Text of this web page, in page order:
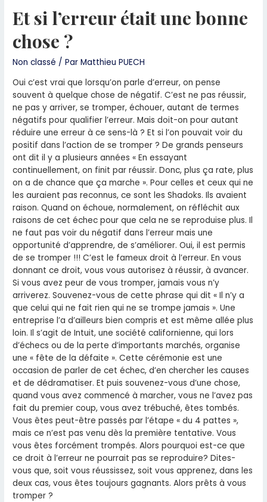
Et si l’erreur était une bonne
chose ?
Non classé / ParMatthieu PUECH
Oui c’est vrai que lorsqu’on parle d’erreur, on pense
souvent à quelque chose de négatif. C’est ne pas réussir,
ne pas y arriver, se tromper, échouer, autant de termes
négatifs pour qualifier l’erreur. Mais doit-on pour autant
réduire une erreur à ce sens-là ? Et si l’on pouvait voir du
positif dans l’action de se tromper ? De grands penseurs
ont dit il y a plusieurs années « En essayant
continuellement, on finit par réussir. Donc, plus ça rate, plus
on a de chance que ça marche ». Pour celles et ceux qui ne
les auraient pas reconnus, ce sont les Shadoks. Ils avaient
raison. Quand on échoue, normalement, on réfléchit aux
raisons de cet échec pour que cela ne se reproduise plus. Il
ne faut pas voir du négatif dans l’erreur mais une
opportunité d’apprendre, de s’améliorer. Oui, il est permis
de se tromper !!! C’est le fameux droit à l’erreur. En vous
donnant ce droit, vous vous autorisez à réussir, à avancer.
Si vous avez peur de vous tromper, jamais vous n’y
arriverez. Souvenez-vous de cette phrase qui dit « Il n’y a
que celui qui ne fait rien qui ne se trompe jamais ». Une
entreprise l’a d’ailleurs bien compris et est même allée plus
loin. Il s’agit de Intuit, une société californienne, qui lors
d’échecs ou de la perte d’importants marchés, organise
une « fête de la défaite ». Cette cérémonie est une
occasion de parler de cet échec, d’en chercher les causes
et de dédramatiser. Et puis souvenez-vous d’une chose,
quand vous avez commencé à marcher, vous ne l’avez pas
fait du premier coup, vous avez trébuché, êtes tombés.
Vous êtes peut-être passés par l’étape « du 4 pattes »,
mais ce n’est pas venu dès la première tentative. Vous
vous êtes forcément trompés. Alors pourquoi est-ce que
ce droit à l’erreur ne pourrait pas se reproduire? Dites-
vous que, soit vous réussissez, soit vous apprenez, dans les
deux cas, vous êtes toujours gagnants. Alors prêts à vous
tromper ?